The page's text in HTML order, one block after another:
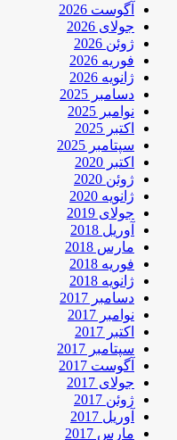
آگوست 2026
جولای 2026
ژوئن 2026
فوریه 2026
ژانویه 2026
دسامبر 2025
نوامبر 2025
اکتبر 2025
سپتامبر 2025
اکتبر 2020
ژوئن 2020
ژانویه 2020
جولای 2019
آوریل 2018
مارس 2018
فوریه 2018
ژانویه 2018
دسامبر 2017
نوامبر 2017
اکتبر 2017
سپتامبر 2017
آگوست 2017
جولای 2017
ژوئن 2017
آوریل 2017
مارس 2017